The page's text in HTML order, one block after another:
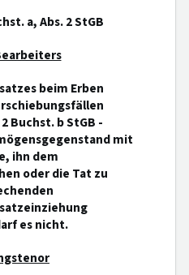
a, Abs. 2 StGB
beim Erben
Buchst. b StGB -
mit
ihn dem
oder die Tat zu
es nicht.